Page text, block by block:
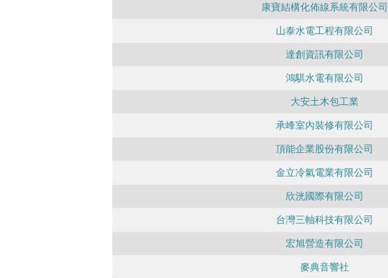
康寶結構化佈線系統有限公司
山泰水電工程有限公司
達創資訊有限公司
鴻騏水電有限公司
大安土木包工業
承峰室內裝修有限公司
頂能企業股份有限公司
金立冷氣電業有限公司
欣洸國際有限公司
台灣三軸科技有限公司
宏旭營造有限公司
麥典音響社